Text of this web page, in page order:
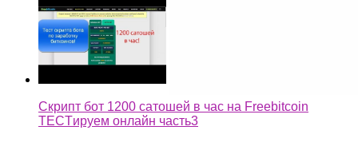
Скрипт бот 1200 сатошей в час на Freebitcoin
TECTируем онлайн часть3